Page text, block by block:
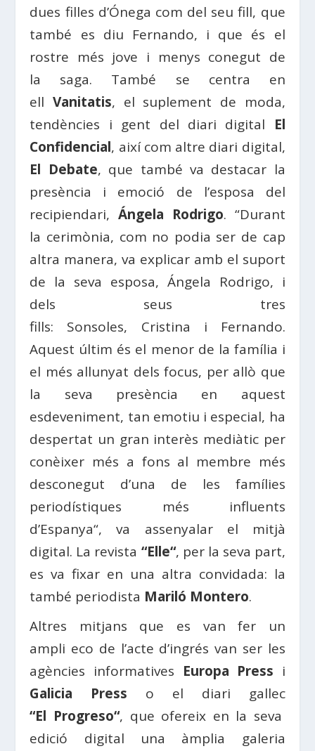
dues filles d’Ónega com del seu fill, que
també es diu Fernando, i que és el
rostre més jove i menys conegut de
la saga. També se centra en
ellVanitatis, el suplement de moda,
tendències i gent del diari digital El
Confidencial, així com altre diari digital,
El Debate, que també va destacar la
presència i emoció de l’esposa del
recipiendari, Ángela Rodrigo. “Durant
la cerimònia, com no podia ser de cap
altra manera, va explicar amb el suport
de la seva esposa, Ángela Rodrigo, i
dels seus tres
fills: Sonsoles, Cristina i Fernando.
Aquest últim és el menor de la família i
el més allunyat dels focus, per allò que
la seva presència en aquest
esdeveniment, tan emotiu i especial, ha
despertat un gran interès mediàtic per
conèixer més a fons al membre més
desconegut d’una de les famílies
periodístiques més influents
d’Espanya“, va assenyalar el mitjà
digital. La revista “Elle“, per la seva part,
es va fixar en una altra convidada: la
també periodista Mariló Montero.
Altres mitjans que es van fer un
ampli eco de l’acte d’ingrés van ser les
agències informatives Europa Press i
Galicia
Press o el diari gallec
“El Progreso“, que ofereix en la seva
edició digital una àmplia galeria